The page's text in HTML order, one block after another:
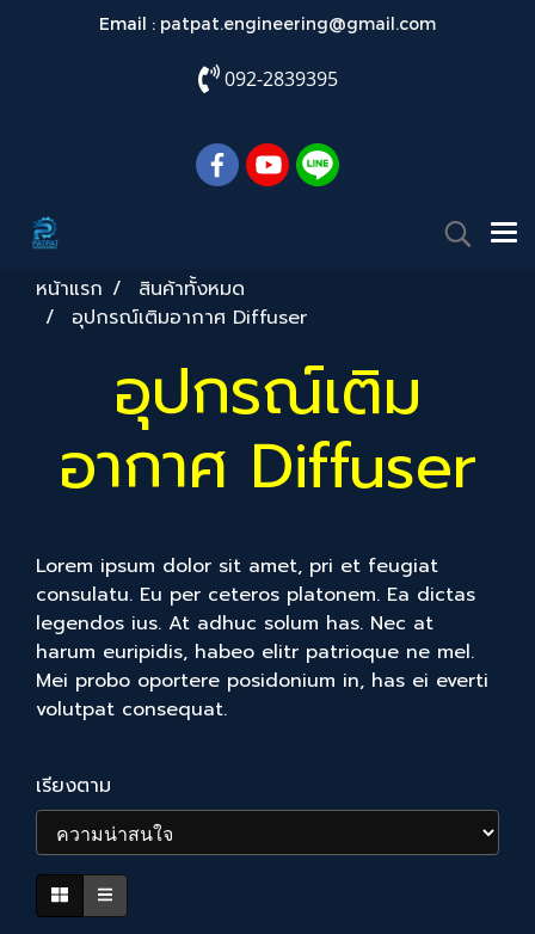
Email : patpat.engineering@gmail.com
092-2839395
หน้าแรก
สินค้าทั้งหมด
อุปกรณ์เติมอากาศ Diffuser
อุปกรณ์เติม
อากาศ Diffuser
Lorem ipsum dolor sit amet, pri et feugiat
consulatu. Eu per ceteros platonem. Ea dictas
legendos ius. At adhuc solum has. Nec at
harum euripidis, habeo elitr patrioque ne mel.
Mei probo oportere posidonium in, has ei everti
volutpat consequat.
เรียงตาม